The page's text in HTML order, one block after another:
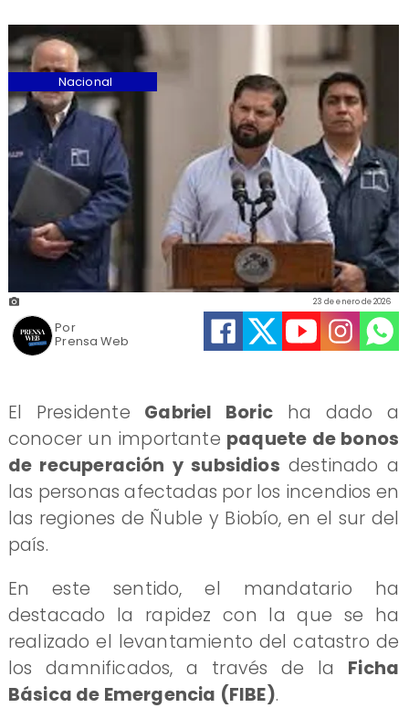
Prensa Web
23 de enero de 2026
Nacional
Por
El Presidente Gabriel Boric ha dado a
conocer un importante paquete de bonos
de recuperación y subsidios destinado a
las personas afectadas por los incendios en
las regiones de Ñuble y Biobío, en el sur del
país.
En este sentido, el mandatario ha
destacado la rapidez con la que se ha
realizado el levantamiento del catastro de
los damnificados, a través de la Ficha
Básica de Emergencia (FIBE).